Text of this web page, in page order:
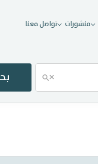
منشورات تواصل معنا
×